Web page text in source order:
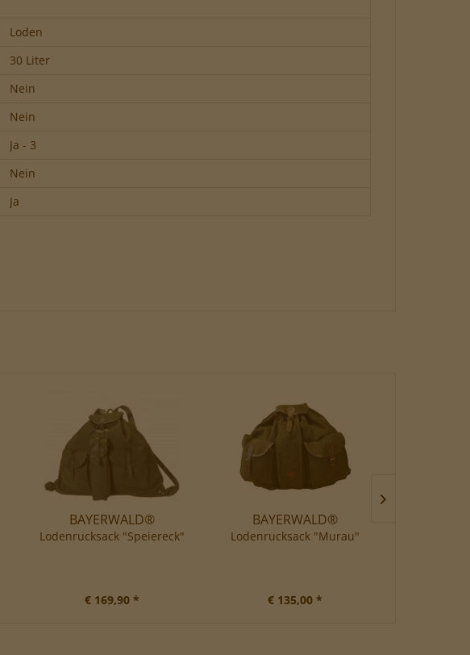
Loden
30 Liter
Nein
Nein
Ja - 3
Nein
Ja
BAYERWALD®
Lodenrucksack "Speiereck"
€ 169,90 *
BAYERWALD®
Lodenrucksack "Murau"
€ 135,00 *